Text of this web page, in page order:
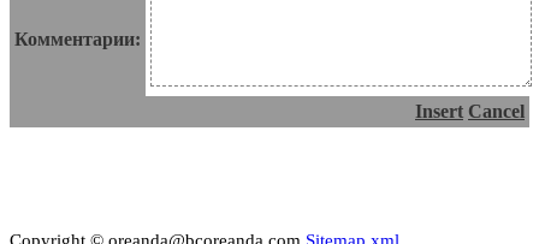
Комментарии:
Insert Cancel
Copyright © oreanda@bcoreanda.com Sitemap.xml